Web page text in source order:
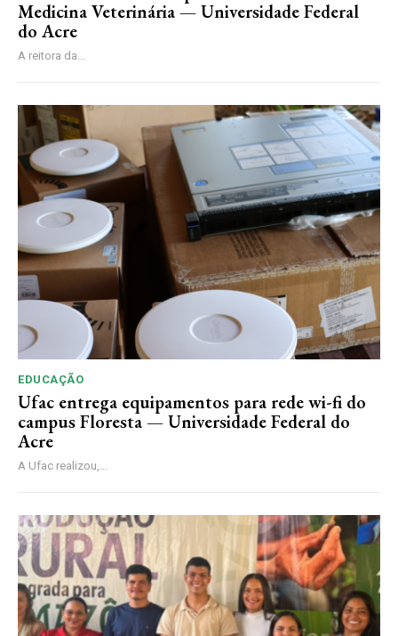
Medicina Veterinária — Universidade Federal
do Acre
A reitora da...
EDUCAÇÃO
Ufac entrega equipamentos para rede wi-fi do
campus Floresta — Universidade Federal do
Acre
A Ufac realizou,...